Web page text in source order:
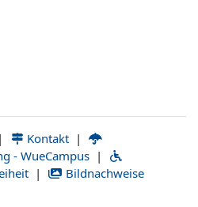
| Kontakt |
- WueCampus |
| Bildnachweise